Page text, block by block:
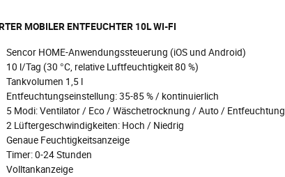
MOBILER ENTFEUCHTER 10L WI-FI
Sencor HOME-Anwendungssteuerung (iOS und Android)
10 l/Tag (30 °C, relative Luftfeuchtigkeit 80 %)
Tankvolumen 1,5 l
Entfeuchtungseinstellung: 35-85 % / kontinuierlich
5 Modi: Ventilator / Eco / Wäschetrocknung / Auto / Entfeuchtung
2 Lüftergeschwindigkeiten: Hoch / Niedrig
Genaue Feuchtigkeitsanzeige
Timer: 0-24 Stunden
Volltankanzeige